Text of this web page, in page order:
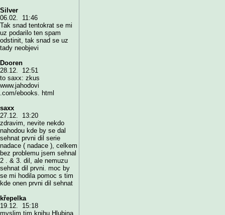
Silver
06.02. 11:46
Tak snad tentokrat se mi
uz podarilo ten spam
odstinit, tak snad se uz
tady neobjevi
Dooren
28.12. 12:51
to saxx: zkus
www.jahodovi
.com/ebooks. html
saxx
27.12. 13:20
zdravim, nevite nekdo
nahodou kde by se dal
sehnat prvni dil serie
nadace ( nadace ), celkem
bez problemu jsem sehnal
2 . & 3. dil, ale nemuzu
sehnat dil prvni. moc by
se mi hodila pomoc s tim
kde onen prvni dil sehnat
křepelka
19.12. 15:18
myslim tim knihu Hlubina